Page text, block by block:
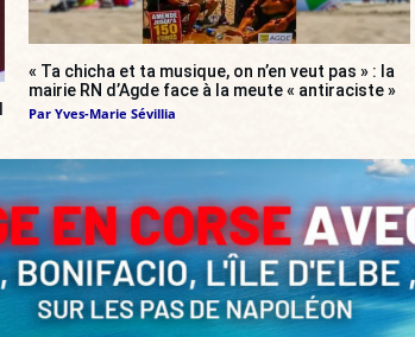
« Ta chicha et ta musique, on n’en veut pas » : la
mairie RN d’Agde face à la meute « antiraciste »
Par Yves-Marie Sévillia